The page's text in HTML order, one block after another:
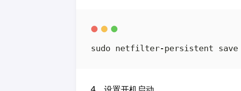
sudo netfilter-persistent save